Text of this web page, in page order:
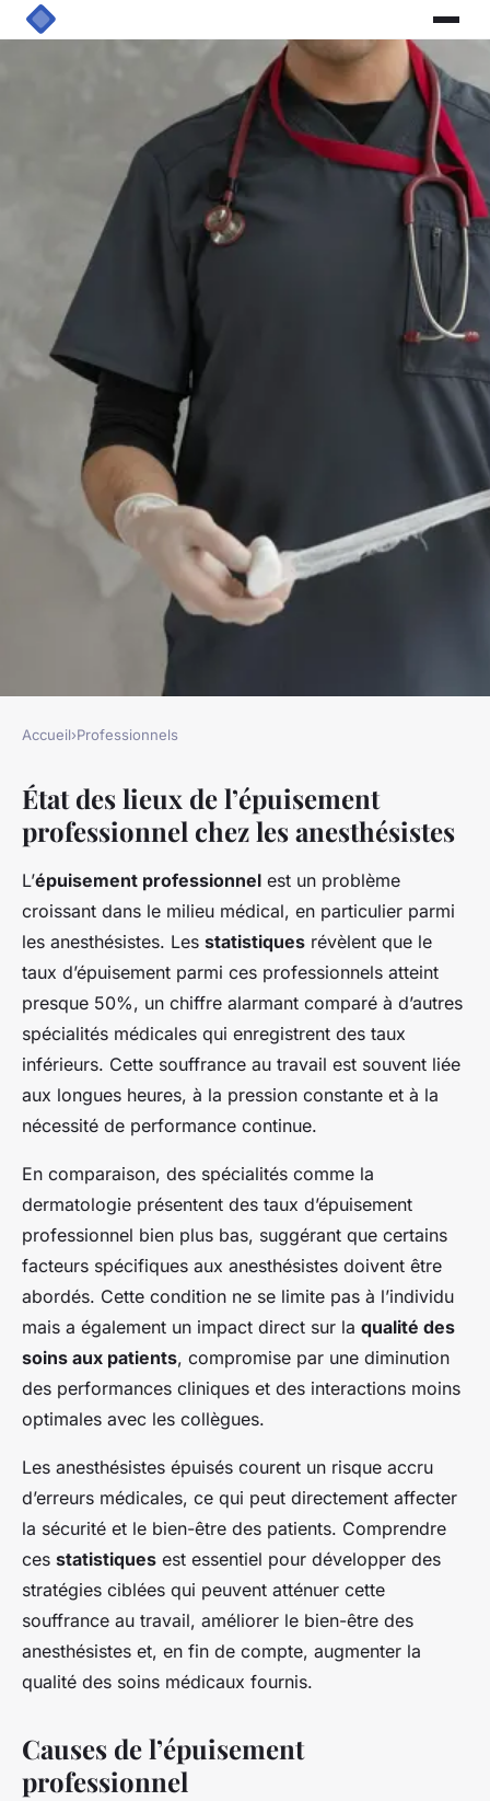
Epuisement professionnel
chez les anesthésistes: un
sujet tabou?
Léon • 1 avril 2025 • 7 min de lecture
Accueil›Professionnels
État des lieux de l’épuisement
professionnel chez les anesthésistes
L’épuisement professionnel est un problème
croissant dans le milieu médical, en particulier parmi
les anesthésistes. Les statistiques révèlent que le
taux d’épuisement parmi ces professionnels atteint
presque 50%, un chiffre alarmant comparé à d’autres
spécialités médicales qui enregistrent des taux
inférieurs. Cette souffrance au travail est souvent liée
aux longues heures, à la pression constante et à la
nécessité de performance continue.
En comparaison, des spécialités comme la
dermatologie présentent des taux d’épuisement
professionnel bien plus bas, suggérant que certains
facteurs spécifiques aux anesthésistes doivent être
abordés. Cette condition ne se limite pas à l’individu
mais a également un impact direct sur la qualité des
soins aux patients, compromise par une diminution
des performances cliniques et des interactions moins
optimales avec les collègues.
Les anesthésistes épuisés courent un risque accru
d’erreurs médicales, ce qui peut directement affecter
la sécurité et le bien-être des patients. Comprendre
ces statistiques est essentiel pour développer des
stratégies ciblées qui peuvent atténuer cette
souffrance au travail, améliorer le bien-être des
anesthésistes et, en fin de compte, augmenter la
qualité des soins médicaux fournis.
Causes de l’épuisement
professionnel